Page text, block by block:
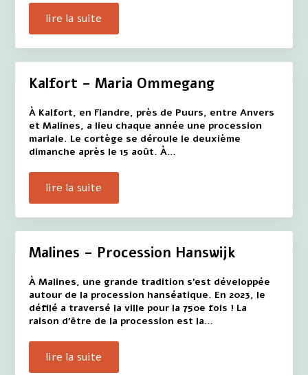
lire la suite
Kalfort – Maria Ommegang
À Kalfort, en Flandre, près de Puurs, entre Anvers
et Malines, a lieu chaque année une procession
mariale. Le cortège se déroule le deuxième
dimanche après le 15 août. À…
lire la suite
Malines – Procession Hanswijk
À Malines, une grande tradition s'est développée
autour de la procession hanséatique. En 2023, le
défilé a traversé la ville pour la 750e fois ! La
raison d'être de la procession est la…
lire la suite